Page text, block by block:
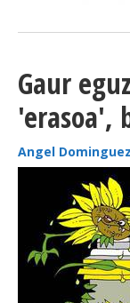
Gaur
'erasoa',
Angel Dominguez